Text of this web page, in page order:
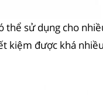
sử dụng cho
được khá